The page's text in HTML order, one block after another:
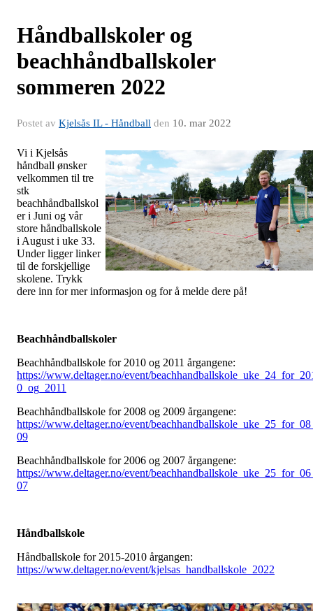
Håndballskoler og
beachhåndballskoler
sommeren 2022
Postet av Kjelsås IL - Håndball den 10. mar 2022
Vi i Kjelsås
håndball ønsker
velkommen til tre
stk
beachhåndballskol
er i Juni og vår
store håndballskole
i August i uke 33.
Under ligger linker
til de forskjellige
skolene. Trykk
dere inn for mer informasjon og for å melde dere på!
Beachhåndballskoler
Beachhåndballskole for 2010 og 2011 årgangene:
https://www.deltager.no/event/
0_og_2011
Beachhåndballskole for 2008 og 2009 årgangene:
https://www.deltager.no/event/
09
Beachhåndballskole for 2006 og 2007 årgangene:
https://www.deltager.no/event/
07
Håndballskole
Håndballskole for 2015-2010 årgangen:
https://www.deltager.no/event/kjelsas_handballskole_2022